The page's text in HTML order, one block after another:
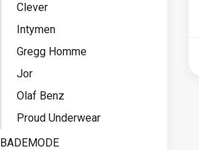
Clever
Intymen
Gregg Homme
Jor
Olaf Benz
Proud Underwear
BADEMODE